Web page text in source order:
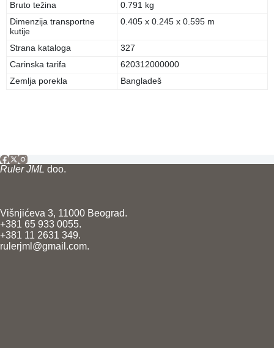
Bruto težina
0.791 kg
Dimenzija transportne
kutije
0.405 x 0.245 x 0.595 m
Strana kataloga
327
Carinska tarifa
620312000000
Zemlja porekla
Bangladeš
Ruler JML doo.
Višnjićeva 3, 11000 Beograd.
+381 65 933 0055.
+381 11 2631 349.
rulerjml@gmail.com.